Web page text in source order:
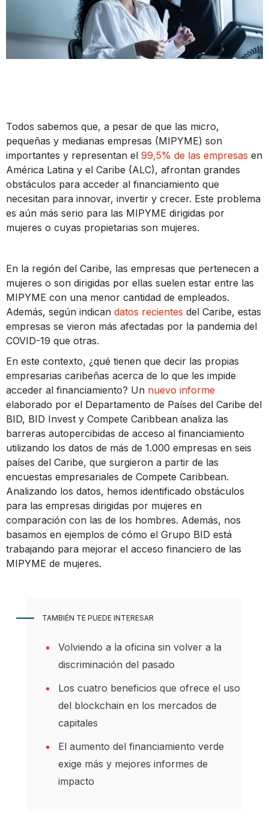
Todos sabemos que, a pesar de que las micro,
pequeñas y medianas empresas (MIPYME) son
importantes y representan el 99,5% de las empresas en
América Latina y el Caribe (ALC), afrontan grandes
obstáculos para acceder al financiamiento que
necesitan para innovar, invertir y crecer. Este problema
es aún más serio para las MIPYME dirigidas por
mujeres o cuyas propietarias son mujeres.
En la región del Caribe, las empresas que pertenecen a
mujeres o son dirigidas por ellas suelen estar entre las
MIPYME con una menor cantidad de empleados.
Además, según indican datos recientes del Caribe, estas
empresas se vieron más afectadas por la pandemia del
COVID-19 que otras.
En este contexto, ¿qué tienen que decir las propias
empresarias caribeñas acerca de lo que les impide
acceder al financiamiento? Un nuevo informe
elaborado por el Departamento de Países del Caribe del
BID, BID Invest y Compete Caribbean analiza las
barreras autopercibidas de acceso al financiamiento
utilizando los datos de más de 1.000 empresas en seis
países del Caribe, que surgieron a partir de las
encuestas empresariales de Compete Caribbean.
Analizando los datos, hemos identificado obstáculos
para las empresas dirigidas por mujeres en
comparación con las de los hombres. Además, nos
basamos en ejemplos de cómo el Grupo BID está
trabajando para mejorar el acceso financiero de las
MIPYME de mujeres.
TAMBIÉN TE PUEDE INTERESAR
Volviendo a la oficina sin volver a la
discriminación del pasado
Los cuatro beneficios que ofrece el uso
del blockchain en los mercados de
capitales
El aumento del financiamiento verde
exige más y mejores informes de
impacto